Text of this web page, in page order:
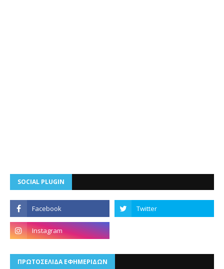
SOCIAL PLUGIN
ΠΡΩΤΟΣΕΛΙΔΑ ΕΦΗΜΕΡΙΔΩΝ